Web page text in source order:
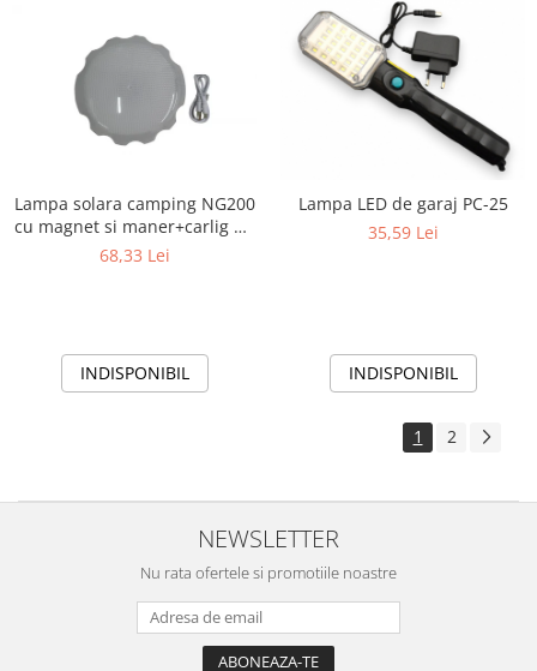
Lampa solara camping NG200
cu magnet si maner+carlig de
agatare
68,33 Lei
INDISPONIBIL
Lampa LED de garaj PC-25
35,59 Lei
INDISPONIBIL
1 2
NEWSLETTER
Nu rata ofertele si promotiile noastre